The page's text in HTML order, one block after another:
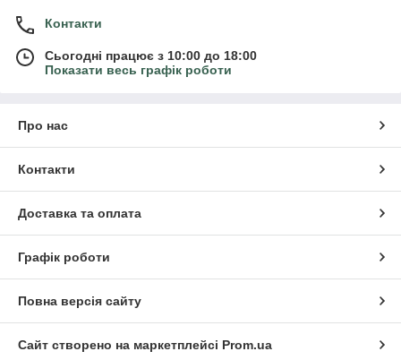
Контакти
Сьогодні працює з 10:00 до 18:00
Показати весь графік роботи
Про нас
Контакти
Доставка та оплата
Графік роботи
Повна версія сайту
Сайт створено на маркетплейсі Prom.ua